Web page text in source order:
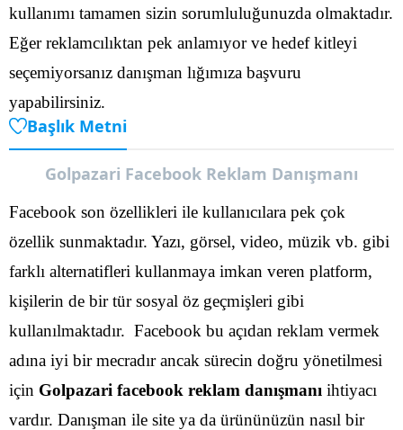
kullanımı tamamen sizin sorumluluğunuzda olmaktadır.
Eğer reklamcılıktan pek anlamıyor ve hedef kitleyi
seçemiyorsanız danışman lığımıza başvuru
yapabilirsiniz.
Başlık Metni
Golpazari Facebook Reklam Danışmanı
Facebook son özellikleri ile kullanıcılara pek çok
özellik sunmaktadır. Yazı, görsel, video, müzik vb. gibi
farklı alternatifleri kullanmaya imkan veren platform,
kişilerin de bir tür sosyal öz geçmişleri gibi
kullanılmaktadır. Facebook bu açıdan reklam vermek
adına iyi bir mecradır ancak sürecin doğru yönetilmesi
için Golpazari facebook reklam danışmanı ihtiyacı
vardır. Danışman ile site ya da ürününüzün nasıl bir